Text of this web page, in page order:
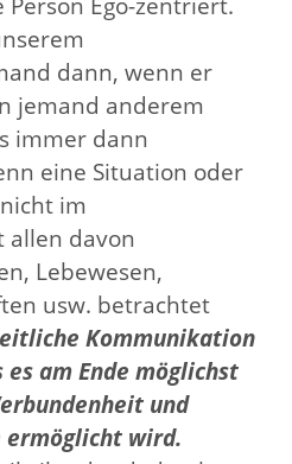
dann, wenn er
jemand anderem
immer dann
eine Situation oder
im
allen davon
Lebewesen,
usw. betrachtet
Kommunikation
am Ende möglichst
und
ermöglicht wird.